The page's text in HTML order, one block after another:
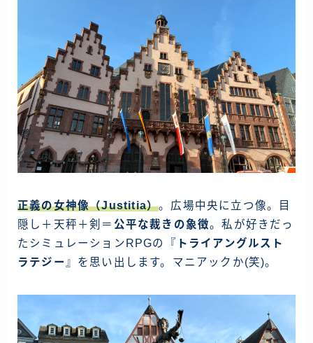
正義の女神像（Justitia）。広場中央に立つ像。目
隠し＋天秤＋剣＝ 公平な裁きの象徴。私が好きだっ
たシミュレーションRPGの『 トライアングルスト
ラテジー 』を思い出します。マニアックか(笑)。